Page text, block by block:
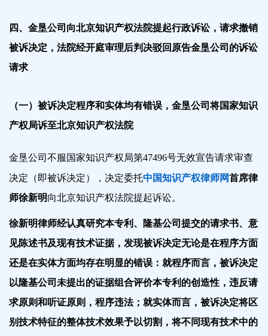
四、金垦公司向北京知识产权法院提起行政诉讼，请求撤销
被诉决定，法院经开庭审理后判决驳回原告金垦公司的诉讼
请求
（一）被诉决定程序和实体均有错误，金垦公司将国家知识
产权局诉至北京知识产权法院
金垦公司不服国家知识产权局第47496号无效宣告请求审查
决定（即被诉决定），决定委托中国知识产权律师网首席律
师徐新明向北京知识产权法院提起诉讼。
徐新明律师经认真研究本专利、隆基公司提交的请求书、意
见陈述书及现有技术证据，发现被诉决定无论是在程序方面
还是在实体方面均存在明显的错误：就程序而言，被诉决定
以隆基公司未提出的证据组合评价本专利的创造性，违反请
求原则和听证原则，程序违法；就实体而言，被诉决定将区
别技术特征的整体技术效果予以切割，将不同现有技术中的